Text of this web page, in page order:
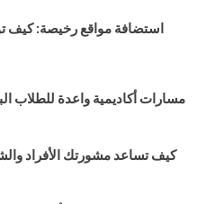
استضافة مواقع رخيصة: كيف
مسارات أكاديمية واعدة للطلاب
كيف تساعد مشورتك الأفراد